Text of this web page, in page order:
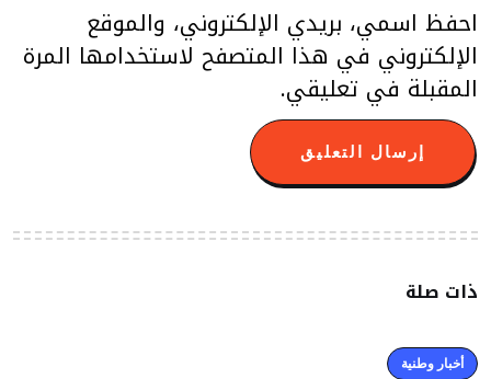
احفظ اسمي، بريدي الإلكتروني، والموقع
الإلكتروني في هذا المتصفح لاستخدامها المرة
المقبلة في تعليقي.
ذات صلة
أخبار وطنية